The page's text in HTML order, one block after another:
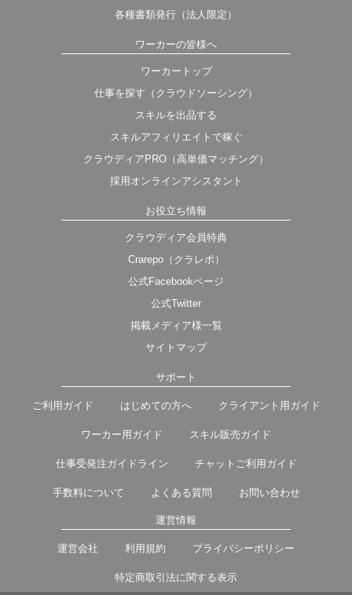
各種書類発行（法人限定）
ワーカーの皆様へ
ワーカートップ
仕事を探す（クラウドソーシング）
スキルを出品する
スキルアフィリエイトで稼ぐ
クラウディアPRO（高単価マッチング）
採用オンラインアシスタント
お役立ち情報
クラウディア会員特典
Crarepo（クラレポ）
公式Facebookページ
公式Twitter
掲載メディア様一覧
サイトマップ
サポート
ご利用ガイド はじめての方へ クライアント用ガイド
ワーカー用ガイド スキル販売ガイド
仕事受発注ガイドライン チャットご利用ガイド
手数料について よくある質問 お問い合わせ
運営情報
運営会社 利用規約 プライバシーポリシー
特定商取引法に関する表示